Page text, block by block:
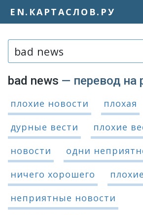
EN.КАРТАСЛОВ.РУ
bad news — перевод на
Варианты перевода
плохие новости
плохая
дурные вести
плохие
новости
одни
ничего хорошего
неприятные новости